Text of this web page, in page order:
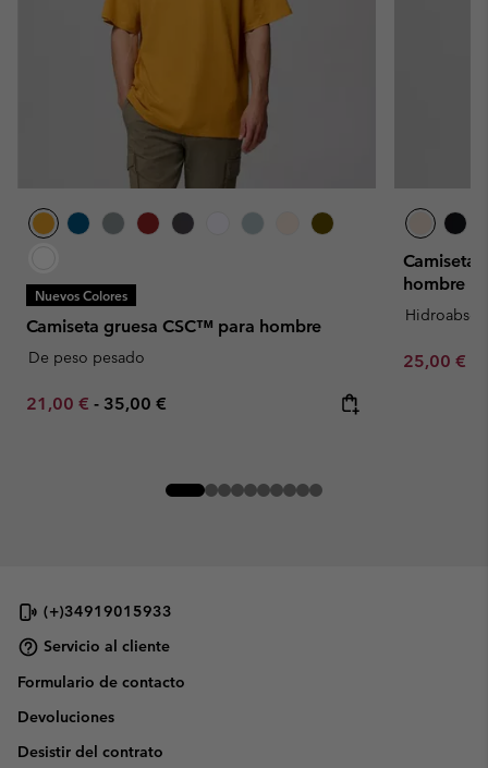
Nuevos Colores
Camiseta gruesa CSC™ para hombre
De peso pesado
Minimum sale price:
21,00 € - Maximum price:
35,00 €
Camiseta
hombre
Minimum
25,00 €
(+)34919015933
Servicio al cliente
Formulario de contacto
Devoluciones
Desistir del contrato